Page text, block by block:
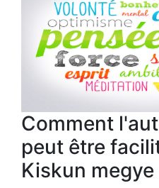
Comment
peut être
Kiskun megye